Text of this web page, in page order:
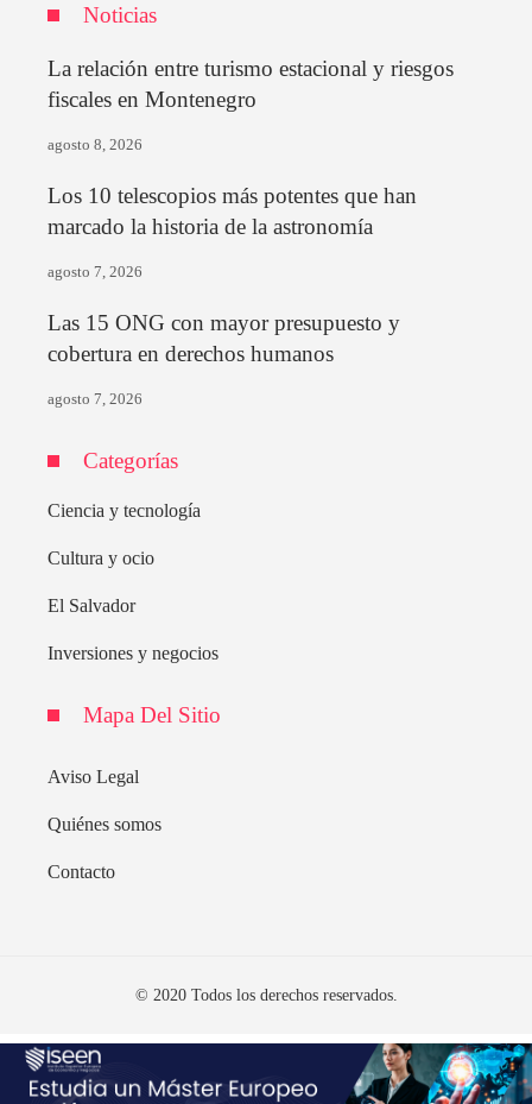
Noticias
La relación entre turismo estacional y riesgos
fiscales en Montenegro
agosto 8, 2026
Los 10 telescopios más potentes que han
marcado la historia de la astronomía
agosto 7, 2026
Las 15 ONG con mayor presupuesto y
cobertura en derechos humanos
agosto 7, 2026
Categorías
Ciencia y tecnología
Cultura y ocio
El Salvador
Inversiones y negocios
Mapa Del Sitio
Aviso Legal
Quiénes somos
Contacto
© 2020 Todos los derechos reservados.